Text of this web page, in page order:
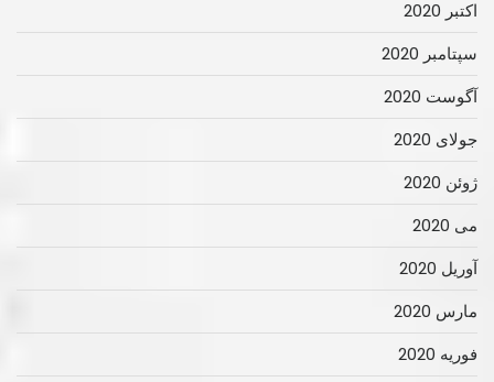
اکتبر 2020
سپتامبر 2020
آگوست 2020
جولای 2020
ژوئن 2020
می 2020
آوریل 2020
مارس 2020
فوریه 2020